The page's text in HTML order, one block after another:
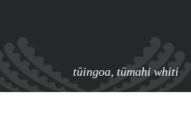
tūingoa, tūmahi whiti